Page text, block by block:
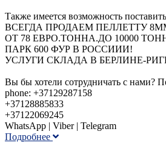
Также имеется возможность
ВСЕГДА ПРОДАЕМ ПЕЛЛЕТТУ
ОТ 78 ЕВРО.ТОННА.ДО 10000
ПАРК 600 ФУР В РОССИИИ!
УСЛУГИ СКЛАДА В БЕРЛИНЕ-
Вы бы хотели сотрудничать с нами?
phone: +37129287158
+37128885833
+37122069245
WhatsApp | Viber | Telegram
Подробнее